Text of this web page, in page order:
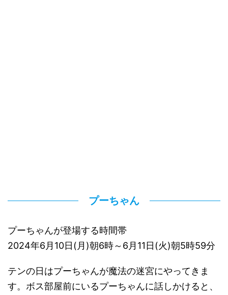
プーちゃん
プーちゃんが登場する時間帯
2024年6月10日(月)朝6時～6月11日(火)朝5時59分
テンの日はプーちゃんが魔法の迷宮にやってきま
す。ボス部屋前にいるプーちゃんに話しかけると、